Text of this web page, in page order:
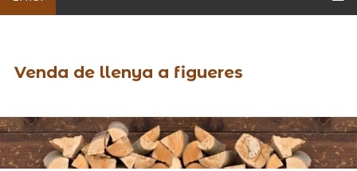
Venda de llenya a figueres